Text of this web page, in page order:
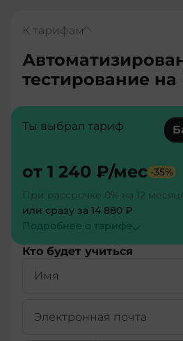
К тарифам
тестирование
Ты выбрал тариф
от 1 240 ₽/мес -35%
При рассрочке 0% на 12
или сразу за 14 880 ₽
Подробнее о тарифe
Кто будет учиться